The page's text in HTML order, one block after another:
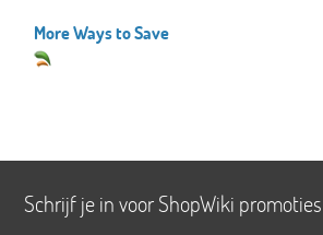
More Ways to Save
Schrijf je in voor ShopWiki promoties